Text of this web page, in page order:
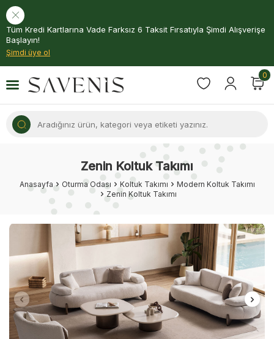
Tüm Kredi Kartlarına Vade Farksız 6 Taksit Fırsatıyla Şimdi Alışverişe
Başlayın!
Şimdi üye ol
0
Zenin Koltuk Takımı
Anasayfa Oturma Odası Koltuk Takımı
Modern Koltuk Takımı
Zenin Koltuk Takımı